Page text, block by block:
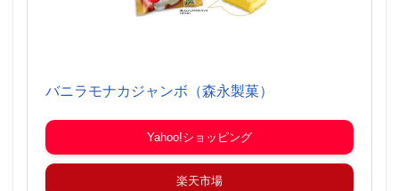
バニラモナカジャンボ（森永製菓）
Yahoo!ショッピング
楽天市場